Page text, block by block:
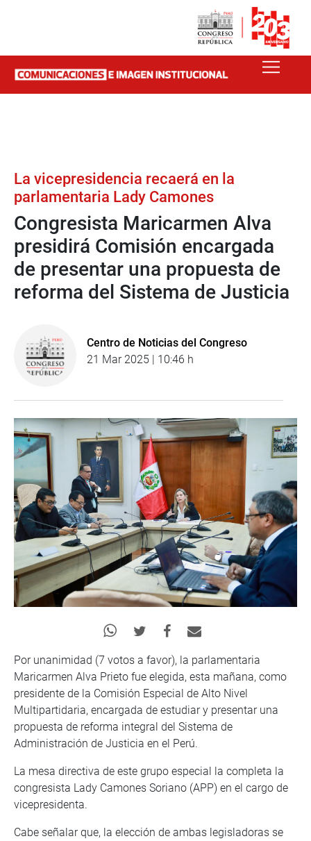
La vicepresidencia recaerá en la
parlamentaria Lady Camones
Congresista Maricarmen Alva
presidirá Comisión encargada
de presentar una propuesta de
reforma del Sistema de Justicia
Centro de Noticias del Congreso
21 Mar 2025 | 10:46 h
Por unanimidad (7 votos a favor), la parlamentaria
Maricarmen Alva Prieto fue elegida, esta mañana, como
presidente de la Comisión Especial de Alto Nivel
Multipartidaria, encargada de estudiar y presentar una
propuesta de reforma integral del Sistema de
Administración de Justicia en el Perú.
La mesa directiva de este grupo especial la completa la
congresista Lady Camones Soriano (APP) en el cargo de
vicepresidenta.
Cabe señalar que, la elección de ambas legisladoras se